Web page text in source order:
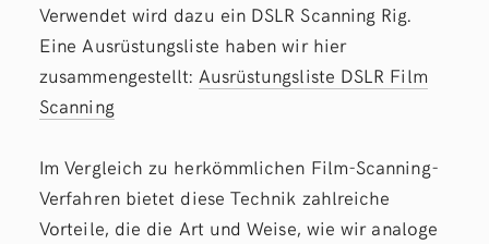
Verwendet wird dazu ein DSLR Scanning Rig.
Eine Ausrüstungsliste haben wir hier
zusammengestellt: Ausrüstungsliste DSLR Film
Scanning
Im Vergleich zu herkömmlichen Film-Scanning-
Verfahren bietet diese Technik zahlreiche
Vorteile, die die Art und Weise, wie wir analoge